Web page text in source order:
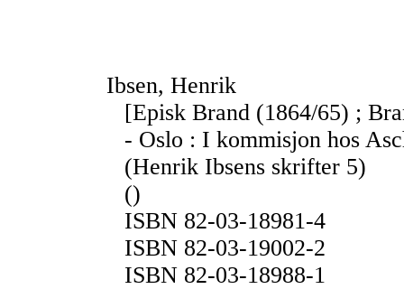
Ibsen, Henrik
[Episk Brand (1864/65) ;
- Oslo : I kommisjon hos
(Henrik Ibsens skrifter 5)
()
ISBN 82-03-18981-4
ISBN 82-03-19002-2
ISBN 82-03-18988-1